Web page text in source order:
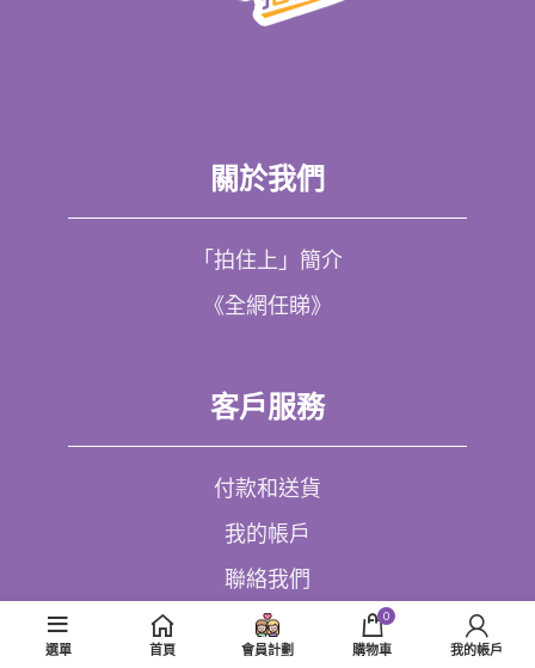
關於我們
「拍住上」簡介
《全網任睇》
客戶服務
付款和送貨
我的帳戶
聯絡我們
選單 首頁 會員計劃
0
購物車 我的帳戶